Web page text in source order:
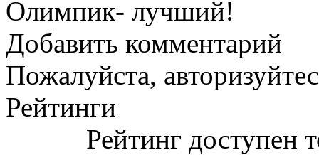
Олимпик- лучший!
Добавить комментарий
Пожалуйста,
Рейтинги
Рейтинг доступен